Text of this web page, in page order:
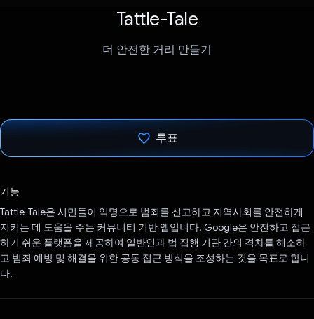
Tattle-Tale
더 안전한 거리 만들기
투표
기능
Tattle-Tale은 시민들이 익명으로 범죄를 신고하고 지역사회를 안전하게
지키는 데 도움을 주는 커뮤니티 기반 앱입니다. Google은 안전하고 접근
하기 쉬운 플랫폼을 제공하여 일반인과 법 집행 기관 간의 격차를 해소하
고 범죄 예방 및 해결을 위한 공동 접근 방식을 조성하는 것을 목표로 합니
다.